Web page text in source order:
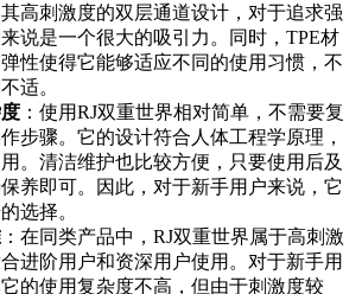
高刺激度的双层通道设计，对于追求强
说是一个很大的吸引力。同时，TPE材
性使得它能够适应不同的使用习惯，不
适。
：使用RJ双重世界相对简单，不需要复
步骤。它的设计符合人体工程学原理，
。清洁维护也比较方便，只要使用后及
养即可。因此，对于新手用户来说，它
选择。
：在同类产品中，RJ双重世界属于高刺激
进阶用户和资深用户使用。对于新手用
的使用复杂度不高，但由于刺激度较